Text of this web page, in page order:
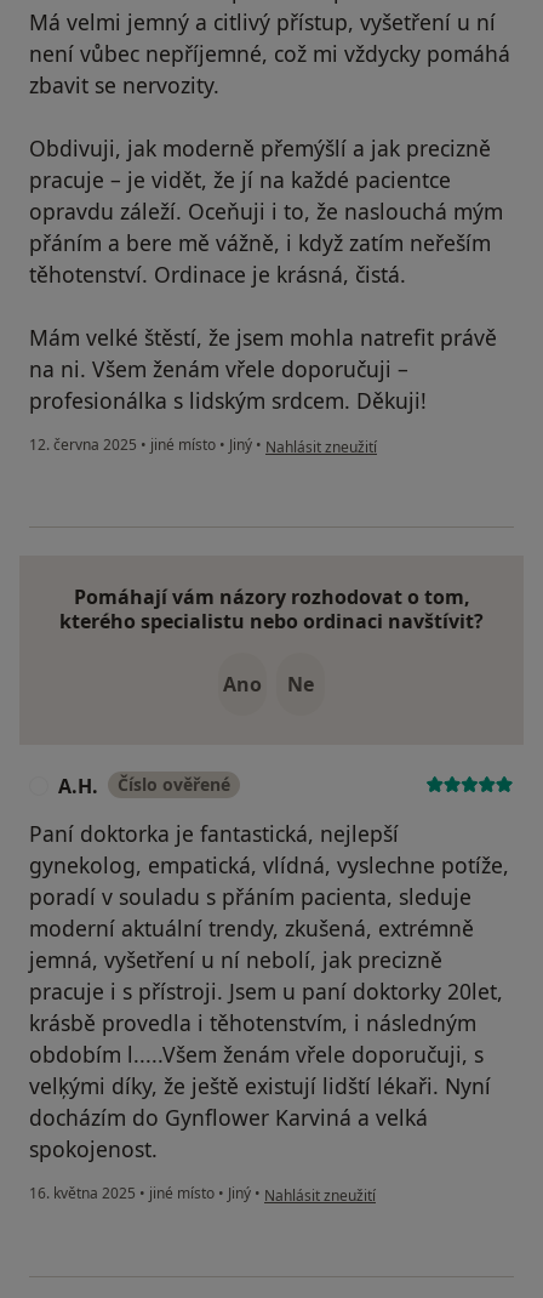
Má velmi jemný a citlivý přístup, vyšetření u ní
není vůbec nepříjemné, což mi vždycky pomáhá
zbavit se nervozity.
Obdivuji, jak moderně přemýšlí a jak precizně
pracuje – je vidět, že jí na každé pacientce
opravdu záleží. Oceňuji i to, že naslouchá mým
přáním a bere mě vážně, i když zatím neřeším
těhotenství. Ordinace je krásná, čistá.
Mám velké štěstí, že jsem mohla natrefit právě
na ni. Všem ženám vřele doporučuji –
profesionálka s lidským srdcem. Děkuji!
12. června 2025 • jiné místo • Jiný • podle názoru uživatele Pavlína F
Nahlásit zneužití
Pomáhají vám názory rozhodovat o tom,
kterého specialistu nebo ordinaci navštívit?
Ano Ne
A.H. Číslo ověřené
Paní doktorka je fantastická, nejlepší
gynekolog, empatická, vlídná, vyslechne potíže,
poradí v souladu s přáním pacienta, sleduje
moderní aktuální trendy, zkušená, extrémně
jemná, vyšetření u ní nebolí, jak precizně
pracuje i s přístroji. Jsem u paní doktorky 20let,
krásbě provedla i těhotenstvím, i následným
obdobím l.....Všem ženám vřele doporučuji, s
velķými díky, že ještě existují lidští lékaři. Nyní
docházím do Gynflower Karviná a velká
spokojenost.
16. května 2025 • jiné místo • Jiný • podle názoru uživatele A.H.
Nahlásit zneužití